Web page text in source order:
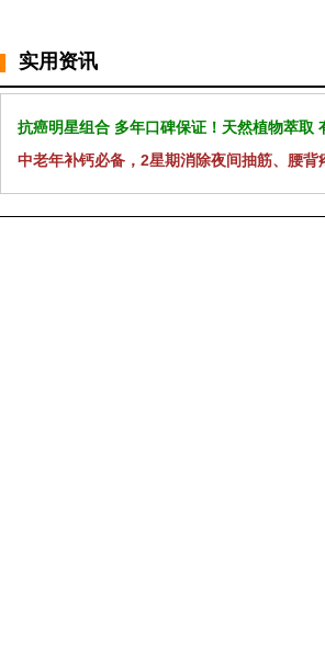
实用资讯
抗癌明星组合 多年口碑保证！天然植物萃取
中老年补钙必备，2星期消除夜间抽筋、腰